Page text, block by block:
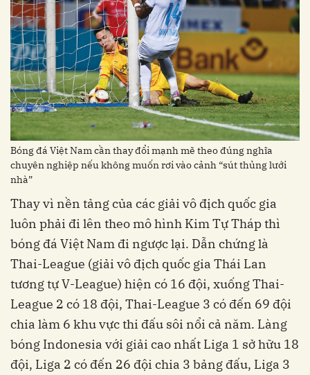
Bóng đá Việt Nam cần thay đổi mạnh mẽ theo đúng nghĩa
chuyên nghiệp nếu không muốn rơi vào cảnh “sút thủng lưới
nhà”
Thay vì nền tảng của các giải vô địch quốc gia
luôn phải đi lên theo mô hình Kim Tự Tháp thì
bóng đá Việt Nam đi ngược lại. Dẫn chứng là
Thai-League (giải vô địch quốc gia Thái Lan
tương tự V-League) hiện có 16 đội, xuống Thai-
League 2 có 18 đội, Thai-League 3 có đến 69 đội
chia làm 6 khu vực thi đấu sôi nổi cả năm. Làng
bóng Indonesia với giải cao nhất Liga 1 sở hữu 18
đội, Liga 2 có đến 26 đội chia 3 bảng đấu, Liga 3